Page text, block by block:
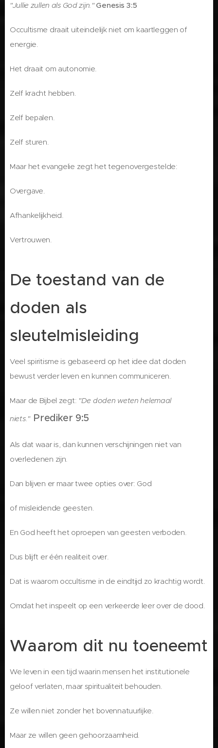
"Jullie zullen als God zijn." Genesis 3:5
Occultisme draait uiteindelijk niet om kaartleggen of
energie.
Het draait om autonomie.
Zelf kracht hebben.
Zelf bepalen.
Zelf sturen.
Maar het evangelie zegt het tegenovergestelde:
Overgave.
Afhankelijkheid.
Vertrouwen.
De toestand van de
doden als
sleutelmisleiding
Veel spiritisme is gebaseerd op het idee dat doden
bewust verder leven en kunnen communiceren.
Maar de Bijbel zegt: "De doden weten helemaal
niets." Prediker 9:5
Als dat waar is, dan kunnen verschijningen niet van
overledenen zijn.
Dan blijven er maar twee opties over: God
of misleidende geesten.
En God heeft het oproepen van geesten verboden.
Dus blijft er één realiteit over.
Dat is waarom occultisme in de eindtijd zo krachtig wordt.
Omdat het inspeelt op een verkeerde leer over de dood.
Waarom dit nu toeneemt
We leven in een tijd waarin mensen het institutionele
geloof verlaten, maar spiritualiteit behouden.
Ze willen niet zonder het bovennatuurlijke.
Maar ze willen geen gehoorzaamheid.